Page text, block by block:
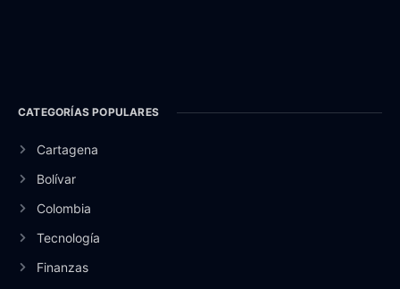
CATEGORÍAS POPULARES
Cartagena
Bolívar
Colombia
Tecnología
Finanzas